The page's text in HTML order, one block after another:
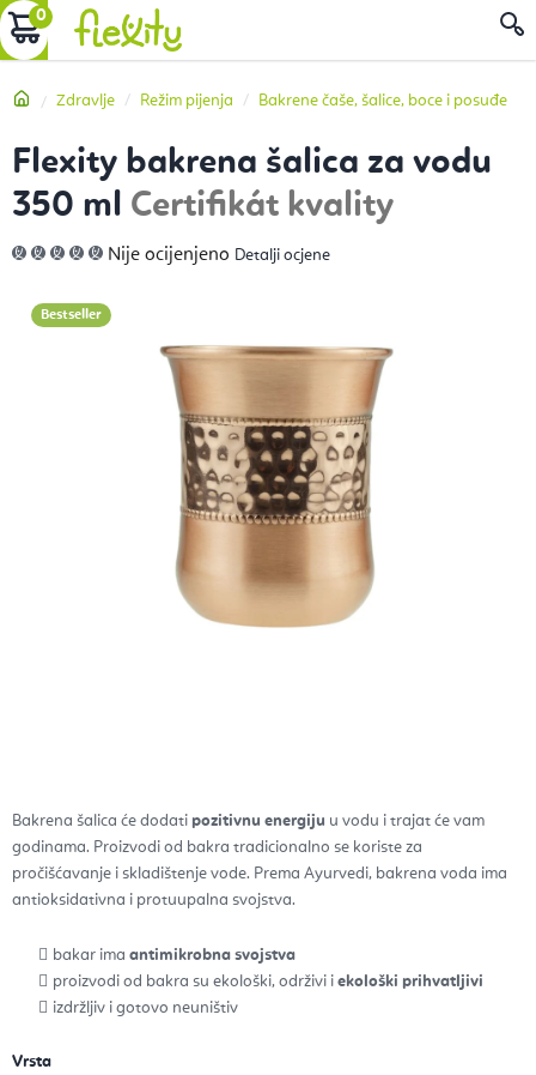
Preskoči
na
KOŠARICA
Početna
Zdravlje Režim pijenja Bakrene čaše, šalice, boce i posuđe
Bakrena šalica će dodati pozitivnu energiju u vodu i trajat će vam
godinama. Proizvodi od bakra tradicionalno se koriste za
pročišćavanje i skladištenje vode. Prema Ayurvedi, bakrena voda ima
antioksidativna i protuupalna svojstva.
bakar ima antimikrobna svojstva
proizvodi od bakra su ekološki, održivi i ekološki prihvatljivi
izdržljiv i gotovo neuništiv
Vrsta
Flexity bakrena šalica za vodu
350 ml Certifikát kvality
Prosječna
ocjena
0,0
od
zvjezdica.
Nije ocijenjeno Detalji ocjene
Bestseller